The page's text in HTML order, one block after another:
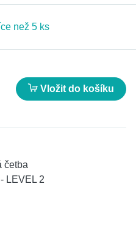
než 5 ks
Vložit do košíku
četba
LEVEL 2